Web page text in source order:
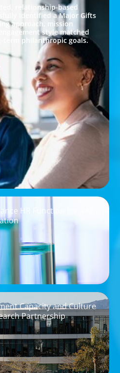
relationship-based
identified a Major Gifts
approach, mission
style matched
term philanthropic goals.
HR Function for a Multi-
Capacity and Culture
Partnership